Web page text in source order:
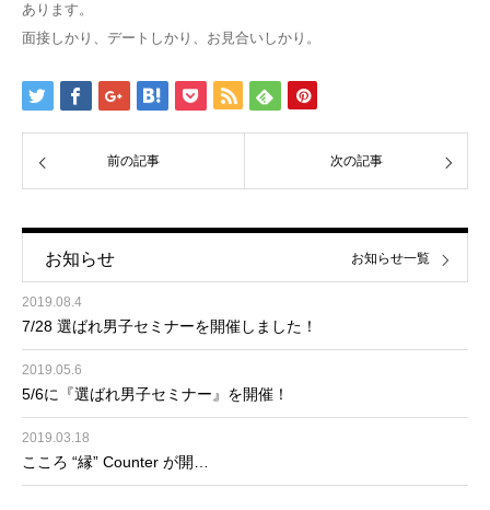
あります。
面接しかり、デートしかり、お見合いしかり。
前の記事 次の記事
お知らせ
2019.08.4
7/28 選ばれ男子セミナーを開催しました！
2019.05.6
5/6に『選ばれ男子セミナー』を開催！
2019.03.18
こころ “縁” Counter が開…
お知らせ一覧